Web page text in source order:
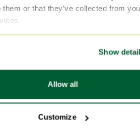
them or that they’ve collected from
Show
Allow all
Customize
Verkopersinformatie
Over deze verkoper